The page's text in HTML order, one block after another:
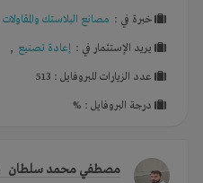
خبرة في : مصانع البلاستك والمقاولات
يريد الإستثمار في : إعادة تصنيع ,
عدد الزيارات للبروفايل : 513
درجة البروفايل : %
مصطفي محمد سلطان